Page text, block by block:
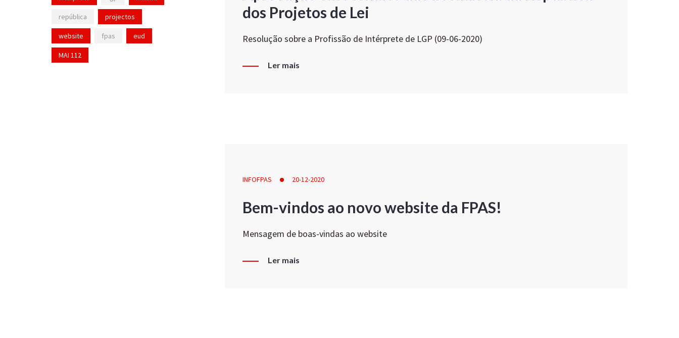
dos Projetos de Lei
Resolução sobre a Profissão de Intérprete de LGP (09-06-2020)
Ler mais
INFOFPAS 20-12-2020
Bem-vindos ao novo website da FPAS!
Mensagem de boas-vindas ao website
Ler mais
república projectos
website fpas eud
MAI 112